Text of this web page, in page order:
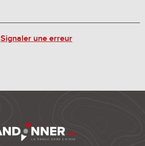
Signaler une erreur